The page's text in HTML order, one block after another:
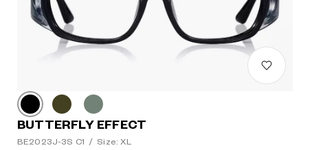
BUTTERFLY EFFECT
BE2023J-3S C1 / Size: XL